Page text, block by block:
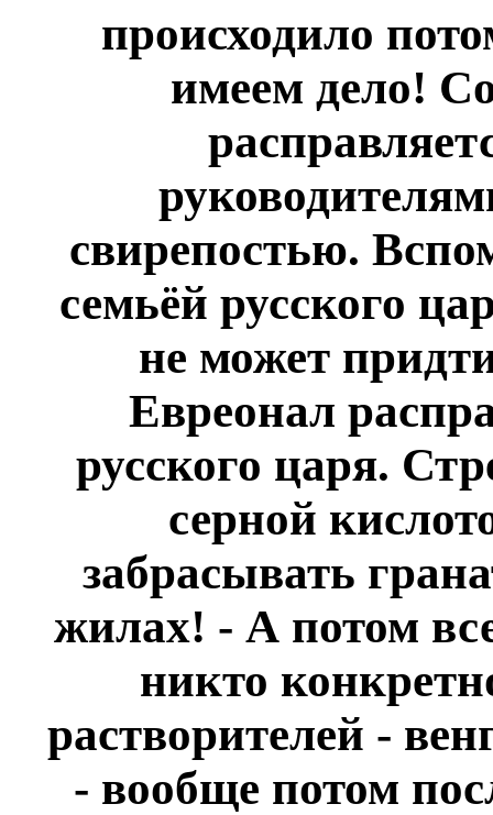
происходило
имеем дело!
свирепостью.
семьёй русского
не может
Евреонал
русского царя.
серной
забрасывать
жилах! - А потом
никто
растворителей -
- вообще потом